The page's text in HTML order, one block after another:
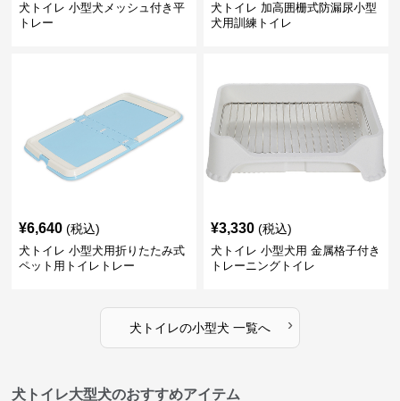
犬トイレ 小型犬メッシュ付き平
トレー
犬トイレ 加高囲栅式防漏尿小型
犬用訓練トイレ
¥6,640 (税込)
犬トイレ 小型犬用折りたたみ式
ペット用トイレトレー
¥3,330 (税込)
犬トイレ 小型犬用 金属格子付き
トレーニングトイレ
犬トイレの小型犬 一覧へ ›
犬トイレ大型犬のおすすめアイテム